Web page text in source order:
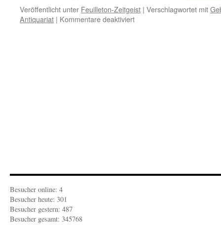
Veröffentlicht unter Feuilleton-Zeitgeist | Verschlagwortet mit
Antiquariat | Kommentare deaktiviertfür
Besucher online: 4
Besucher heute: 301
Besucher gestern: 487
Besucher gesamt: 345768